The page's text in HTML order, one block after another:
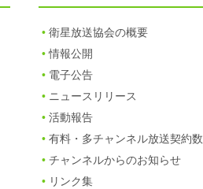
衛星放送協会の概要
情報公開
電子公告
ニュースリリース
活動報告
有料・多チャンネル放送契約数
チャンネルからのお知らせ
リンク集